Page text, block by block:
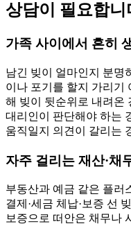
상담이 필요합니
가족 사이에서 흔히
남긴 빚이 얼마인지 분명
이나 포기를 할지 가리기
해 빚이 뒷순위로 내려온
대리인이 판단해야 하는
움직일지 의견이 갈리는
자주 걸리는 재산·채
부동산과 예금 같은 플러
결제·세금 체납·보증 선
보증으로 떠안은 채무나